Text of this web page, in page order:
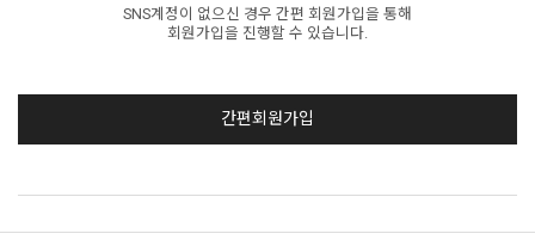
SNS계정이 없으신 경우 간편 회원가입을 통해
회원가입을 진행할 수 있습니다.
간편회원가입